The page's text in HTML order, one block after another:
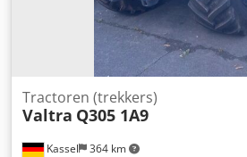
Kassel 364 km
Tractoren (trekkers)
Valtra Q305 1A9